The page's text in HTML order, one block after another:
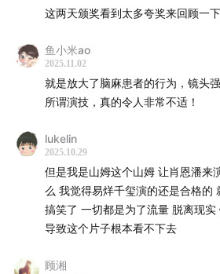
00:00:00
about us without us
00:02:00— "Little Me," big eye-
paralysis": Wrong terminology,
00:09:25— Turning eating into
touching or cringe?
这两天颁奖看到太多夸奖来回顾一下
鱼小米ao
2025.11.02
就是放大了脑麻患者的行为，镜头
所谓演技，真的令人非常不适！
lukelin
2025.10.29
但是我是山姆这个山姆 让肖恩潘来
么 我觉得易烊千玺演的还是合格的
搞笑了 一切都是为了流量 脱离现
导致这个片子根本看不下去
顾湘